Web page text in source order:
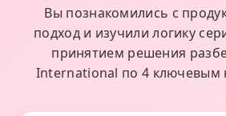
Вы познакомились с
подход и изучили логику
принятием решения
International по 4 ключевым